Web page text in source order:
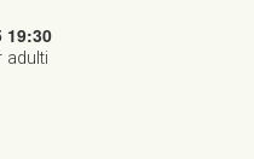
19:30
adulti